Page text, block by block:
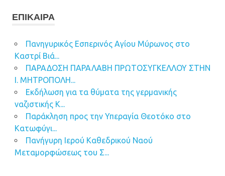
ΕΠΊΚΑΙΡΑ
Πανηγυρικός Εσπερινός Αγίου Μύρωνος στο
Καστρί Βιά...
ΠΑΡΑΔΟΣΗ ΠΑΡΑΛΑΒΗ ΠΡΩΤΟΣΥΓΚΕΛΛΟΥ ΣΤΗΝ
Ι. ΜΗΤΡΟΠΟΛΗ...
Εκδήλωση για τα θύματα της γερμανικής
ναζιστικής Κ...
Παράκληση προς την Υπεραγία Θεοτόκο στο
Κατωφύγι...
Πανήγυρη Ιερού Καθεδρικού Ναού
Μεταμορφώσεως του Σ...